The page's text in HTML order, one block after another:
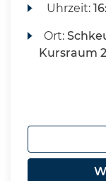
Uhrzeit:
Ort:
Kursraum 2